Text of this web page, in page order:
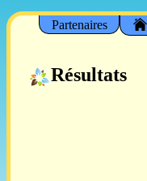
Partenaires
Résultats